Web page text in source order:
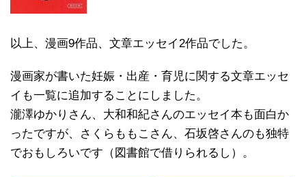
以上、漫画9作品、文章エッセイ2作品でした。
漫画家が書いた妊娠・出産・育児に関する文章エッセ
イも一覧に追加することにしました。
瀧澤ゆかりさん、大和和紀さんのエッセイ本も面白か
ったですが、さくらももこさん、石坂啓さんのも独特
でおもしろいです（図書館で借りられるし）。